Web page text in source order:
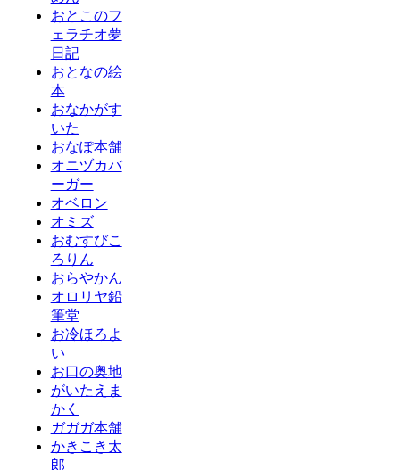
おとこのフ
ェラチオ夢
日記
おとなの絵
本
おなかがす
いた
おなぽ本舗
オニヅカバ
ーガー
オベロン
オミズ
おむすびこ
ろりん
おらやかん
オロリヤ鉛
筆堂
お冷ほろよ
い
お口の奥地
がいたえま
かく
ガガガ本舗
かきこき太
郎